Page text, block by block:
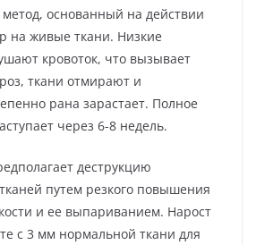
основанный на действии
на живые ткани. Низкие
кровоток, что вызывает
ткани отмирают и
рана зарастает. Полное
через 6-8 недель.
деструкцию
путем резкого повышения
и ее выпариванием. Нарост
с 3 мм нормальной ткани для